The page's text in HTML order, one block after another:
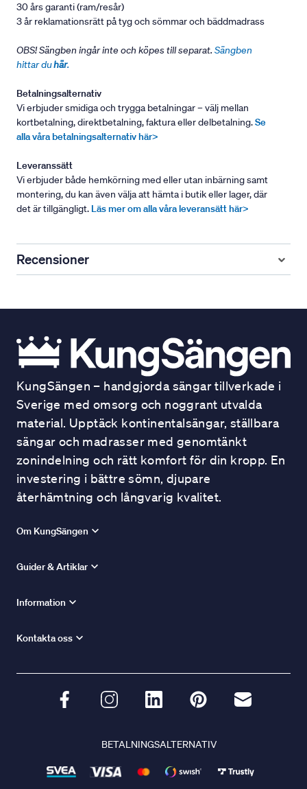
30 års garanti (ram/resår)
3 år reklamationsrätt på tyg och sömmar och bäddmadrass
OBS! Sängben ingår inte och köpes till separat. Sängben
hittar duhär.
Betalningsalternativ
Vi erbjuder smidiga och trygga betalningar – välj mellan
kortbetalning, direktbetalning, faktura eller delbetalning.Se
alla våra betalningsalternativ här>
Leveranssätt
Vi erbjuder både hemkörning med eller utan inbärning samt
montering, du kan även välja att hämta i butik eller lager, där
det är tillgängligt. Läs mer om alla våra leveransätt här>
Recensioner
KungSängen – handgjorda sängar tillverkade i
Sverige med omsorg och noggrant utvalda
material. Upptäck kontinentalsängar, ställbara
sängar och madrasser med genomtänkt
zonindelning och rätt komfort för din kropp. En
investering i bättre sömn, djupare
återhämtning och långvarig kvalitet.
Om KungSängen
Guider & Artiklar
Information
Kontakta oss
BETALNINGSALTERNATIV